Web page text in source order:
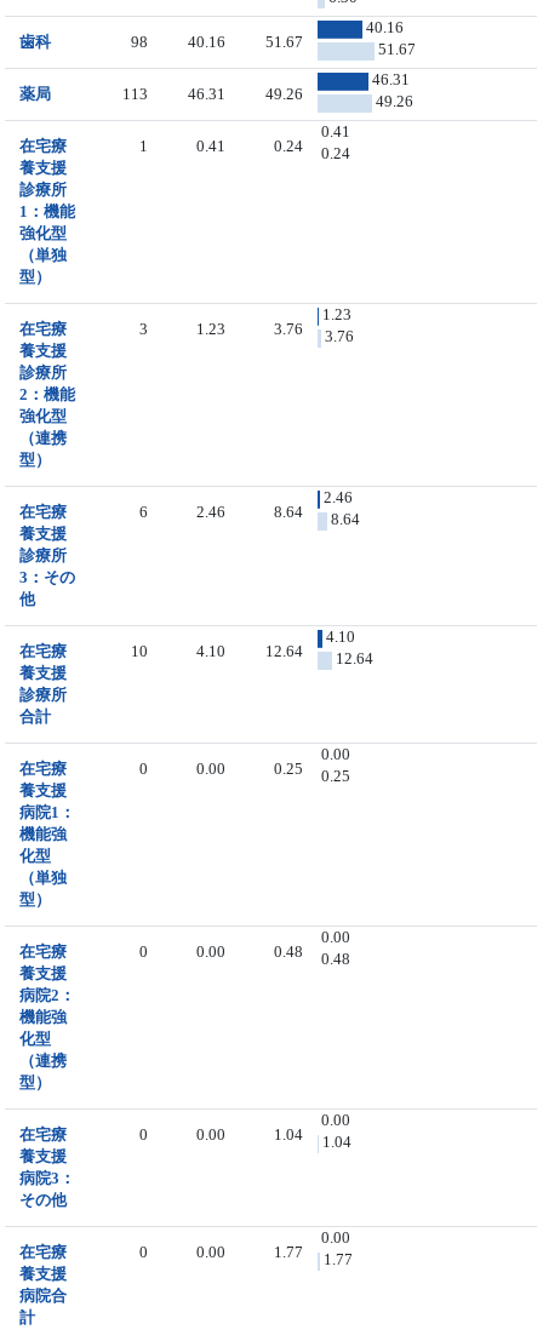
歯科 98 40.16 51.67
40.16
51.67
薬局 113 46.31 49.26
46.31
49.26
在宅療
養支援
診療所
1：機能
強化型
（単独
型）
1 0.41 0.24
0.41
0.24
在宅療
養支援
診療所
2：機能
強化型
（連携
型）
3 1.23 3.76
1.23
3.76
在宅療
養支援
診療所
3：その
他
6 2.46 8.64
2.46
8.64
在宅療
養支援
診療所
合計
10 4.10 12.64
4.10
12.64
在宅療
養支援
病院1：
機能強
化型
（単独
型）
0 0.00 0.25
0.00
0.25
在宅療
養支援
病院2：
機能強
化型
（連携
型）
0 0.00 0.48
0.00
0.48
在宅療
養支援
病院3：
その他
0 0.00 1.04
0.00
1.04
在宅療
養支援
病院合
計
0 0.00 1.77
0.00
1.77